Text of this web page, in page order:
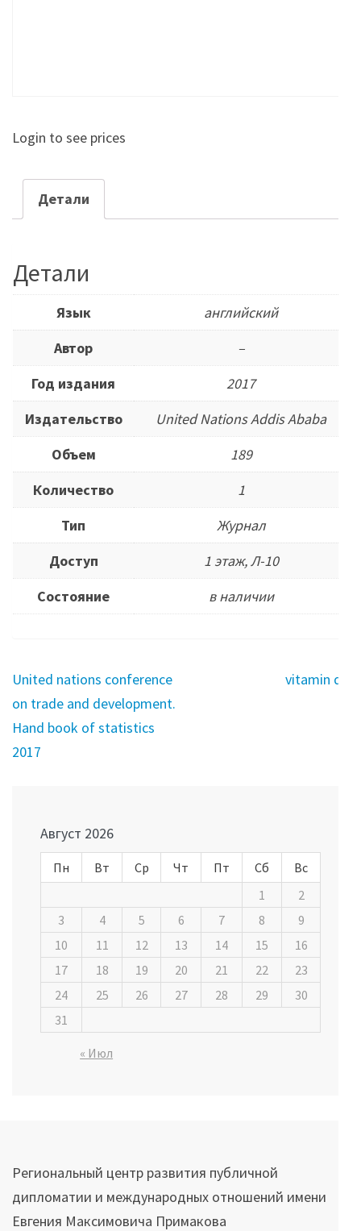
Login to see prices
Детали
Детали
Язык
английский
Автор
–
Год издания
2017
Издательство
United Nations Addis Ababa
Объем
189
Количество
1
Тип
Журнал
Доступ
1 этаж, Л-10
Состояние
в наличии
Навигация
по
записям
United nations conference
on trade and development.
Hand book of statistics
2017
vitamin de
Август 2026
Пн Вт Ср Чт Пт Сб
Вс
1
2
3
4 5 6 7 8
9
10
11 12 13 14 15
16
17
18 19 20 21 22
23
24
25 26 27 28 29
30
31
« Июл
Региональный центр развития публичной
дипломатии и международных отношений имени
Евгения Максимовича Примакова